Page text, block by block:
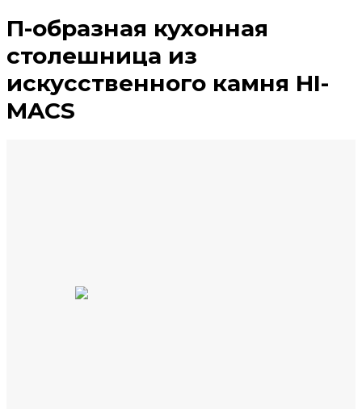
П-образная кухонная
столешница из
искусственного камня HI-
MACS